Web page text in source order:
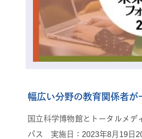
幅広い分野の教育関係者
国立科学博物館とトータルメ
パス 実施日：2023年8月19日